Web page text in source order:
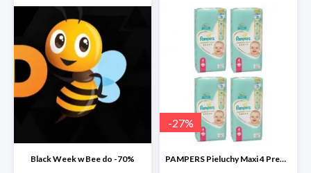
Black Week w Bee do -70%
-27%
PAMPERS Pieluchy Maxi 4 Premium Care (9-14 kg) Zestaw 4 x 52 szt. -27%